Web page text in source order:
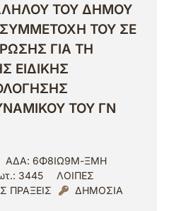
ΤΟΥ ΔΗΜΟΥ
ΤΟΥ ΣΕ
ΓΙΑ ΤΗ
ΕΙΔΙΚΗΣ
ΤΟΥ ΓΝ
ΑΔΑ: 6Φ8ΙΩ9Μ-ΞΜΗ
3445
ΛΟΙΠΕΣ
ΠΡΑΞΕΙΣ
ΔΗΜΟΣΙΑ